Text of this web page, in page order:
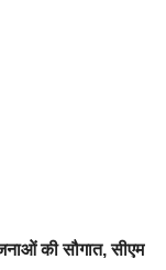
की सौगात, सीएम